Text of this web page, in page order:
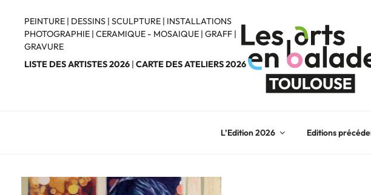
contenu
principal
PEINTURE | DESSINS | SCULPTURE | INSTALLATIONS
PHOTOGRAPHIE | CERAMIQUE - MOSAIQUE | GRAFF |
GRAVURE
LISTE DES ARTISTES 2026 | CARTE DES ATELIERS 2026
L’Edition 2026 Editions